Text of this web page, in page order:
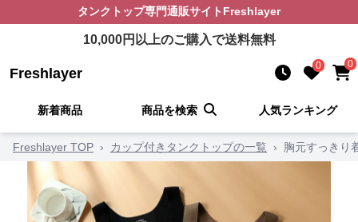
タンクトップ専門通販サイト Freshlayer
10,000円以上のご購入で送料無料
Freshlayer 0 0
新着商品 商品を検索 人気ランキング
Freshlayer TOP › カップ付きタンクトップの一覧 › 胸元すっきり